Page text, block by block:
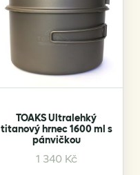
TOAKS Ultralehký
titanový hrnec 1600 ml s
pánvičkou
1 340 Kč